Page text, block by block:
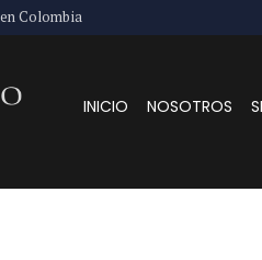
Colombia
INICIO NOSOTROS